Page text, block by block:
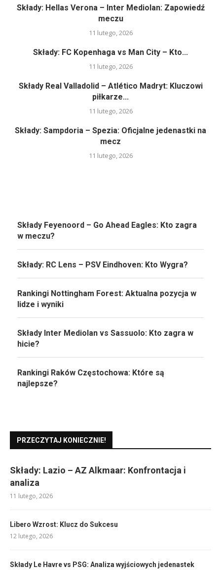
Składy: Hellas Verona – Inter Mediolan: Zapowiedź
meczu
11 lutego, 2026
Składy: FC Kopenhaga vs Man City – Kto...
11 lutego, 2026
Składy Real Valladolid – Atlético Madryt: Kluczowi
piłkarze...
11 lutego, 2026
Składy: Sampdoria – Spezia: Oficjalne jedenastki na
mecz
11 lutego, 2026
Składy Feyenoord – Go Ahead Eagles: Kto zagra
w meczu?
Składy: RC Lens – PSV Eindhoven: Kto Wygra?
Rankingi Nottingham Forest: Aktualna pozycja w
lidze i wyniki
Składy Inter Mediolan vs Sassuolo: Kto zagra w
hicie?
Rankingi Raków Częstochowa: Które są
najlepsze?
PRZECZYTAJ KONIECZNIE!
Składy: Lazio – AZ Alkmaar: Konfrontacja i
analiza
11 lutego, 2026
Libero Wzrost: Klucz do Sukcesu
12 lutego, 2026
Składy Le Havre vs PSG: Analiza wyjściowych jedenastek